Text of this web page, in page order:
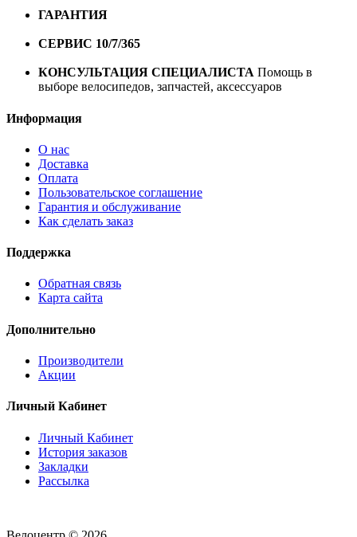
ГАРАНТИЯ
СЕРВИС 10/7/365
КОНСУЛЬТАЦИЯ СПЕЦИАЛИСТА Помощь в
выборе велосипедов, запчастей, аксессуаров
Информация
О нас
Доставка
Оплата
Пользовательское соглашение
Гарантия и обслуживание
Как сделать заказ
Поддержка
Обратная связь
Карта сайта
Дополнительно
Производители
Акции
Личный Кабинет
Личный Кабинет
История заказов
Закладки
Рассылка